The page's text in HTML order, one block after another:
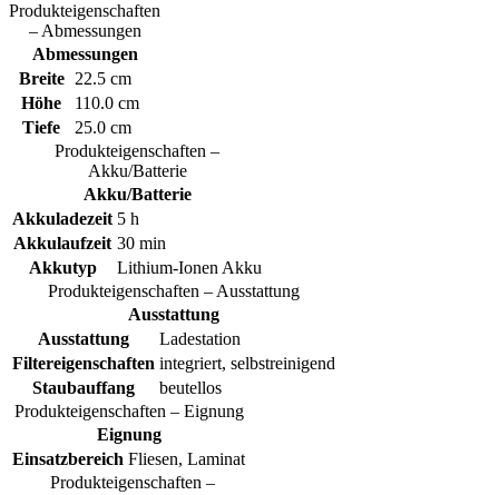
Produkteigenschaften
– Abmessungen
Abmessungen
Breite
22.5 cm
Höhe
110.0 cm
Tiefe
25.0 cm
Produkteigenschaften –
Akku/Batterie
Akku/Batterie
Akkuladezeit 5 h
Akkulaufzeit 30 min
Akkutyp
Lithium-Ionen Akku
Produkteigenschaften – Ausstattung
Ausstattung
Ausstattung
Ladestation
Filtereigenschaften integriert, selbstreinigend
Staubauffang
beutellos
Produkteigenschaften – Eignung
Eignung
Einsatzbereich Fliesen, Laminat
Produkteigenschaften –